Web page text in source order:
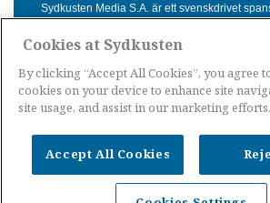
Sydkusten Media S.A. är ett svenskdrivet
Spanien. Genom nyhetsbevakning av hela
informationsförmedling för svenskar i Spanien.
Nyheter Spanien· Nyheter Costa
Cookies at Sydkusten
By clicking “Accept All Cookies”, you agree
cookies on your device to enhance site
site usage, and assist in our marketing efforts.
Accept All Cookies